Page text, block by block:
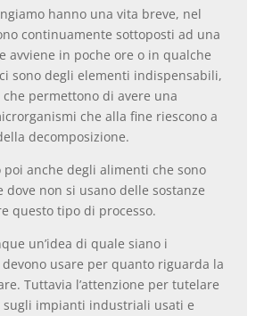
hanno una vita breve, nel
continuamente sottoposti ad una
avviene in poche ore o in qualche
sono degli elementi indispensabili,
permettono di avere una
che alla fine riescono a
decomposizione.
poi anche degli alimenti che sono
non si usano delle sostanze
questo tipo di processo.
un’idea di quale siano i
devono usare per quanto riguarda la
Tuttavia l’attenzione per tutelare
sugli impianti industriali usati e